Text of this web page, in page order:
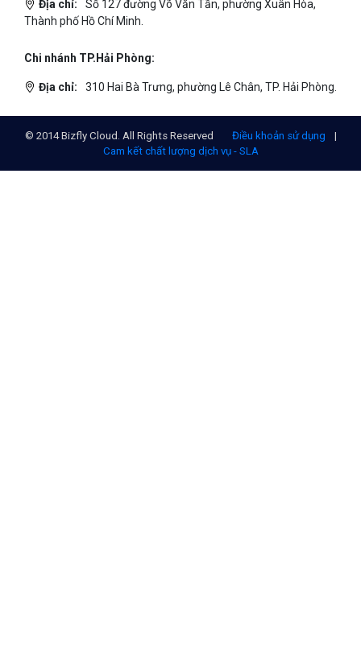
Chi nhánh TP.Hồ Chí Minh:
Thành phố Hồ Chí Minh.
Chi nhánh TP.Hải Phòng:
© 2014 Bizfly Cloud. All Rights Reserved Điều khoản sử dụng |